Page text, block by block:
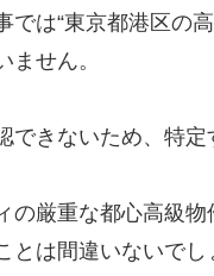
では“東京都港区の
ません。
きないため、特定
の厳重な都心高級
は間違いないでし